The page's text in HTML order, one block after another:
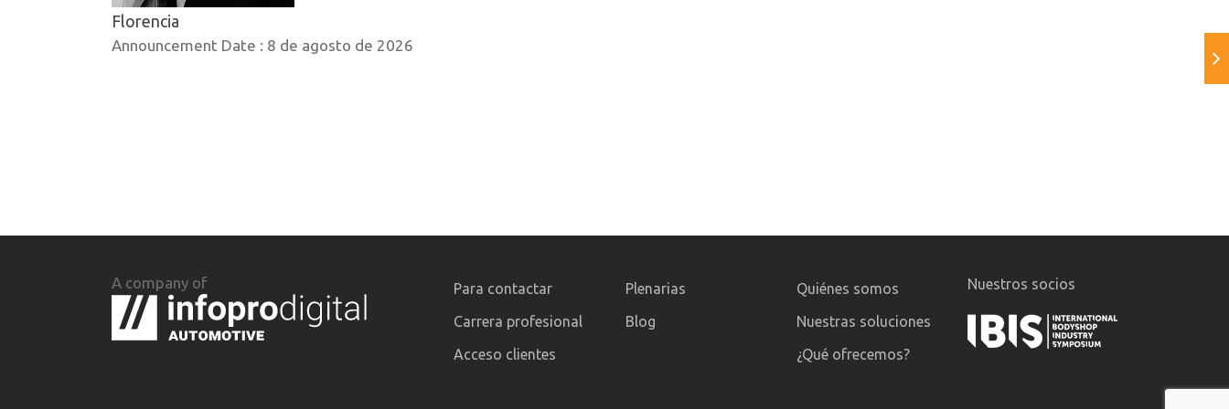
Florencia
Announcement Date : 8 de agosto de 2026
A company of
Para contactar
Carrera profesional
Acceso clientes
Plenarias
Blog
Quiénes somos
Nuestras soluciones
¿Qué ofrecemos?
Nuestros socios